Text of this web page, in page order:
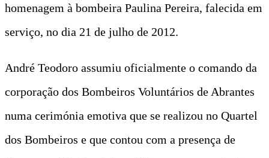
homenagem à bombeira Paulina Pereira, falecida em
serviço, no dia 21 de julho de 2012.
André Teodoro assumiu oficialmente o comando da
corporação dos Bombeiros Voluntários de Abrantes
numa cerimónia emotiva que se realizou no Quartel
dos Bombeiros e que contou com a presença de